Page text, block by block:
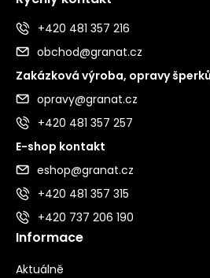
+420 481 357 216
obchod@granat.cz
Zakázková výroba, opravy
opravy@granat.cz
+420 481 357 257
E-shop kontakt
eshop@granat.cz
+420 481 357 315
+420 737 206 190
Informace
Aktuálně